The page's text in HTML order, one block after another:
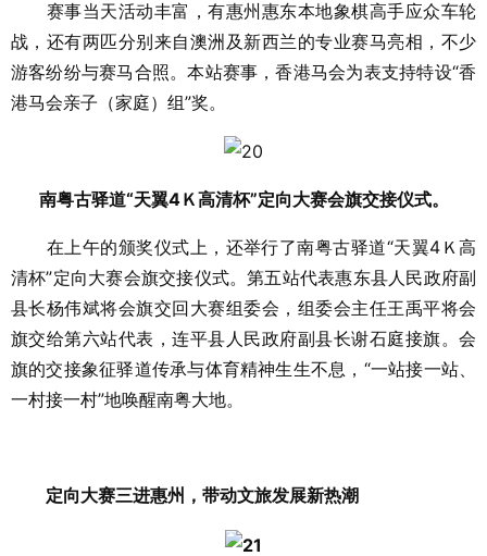
赛事当天活动丰富，有惠州惠东本地象棋高手应众车轮
战，还有两匹分别来自澳洲及新西兰的专业赛马亮相，不少
游客纷纷与赛马合照。本站赛事，香港马会为表支持特设“香
港马会亲子（家庭）组”奖。
南粤古驿道“天翼4Ｋ高清杯”定向大赛会旗交接仪式。
在上午的颁奖仪式上，还举行了南粤古驿道“天翼4Ｋ高
清杯”定向大赛会旗交接仪式。第五站代表惠东县人民政府副
县长杨伟斌将会旗交回大赛组委会，组委会主任王禹平将会
旗交给第六站代表，连平县人民政府副县长谢石庭接旗。会
旗的交接象征驿道传承与体育精神生生不息，“一站接一站、
一村接一村”地唤醒南粤大地。
定向大赛三进惠州，带动文旅发展新热潮